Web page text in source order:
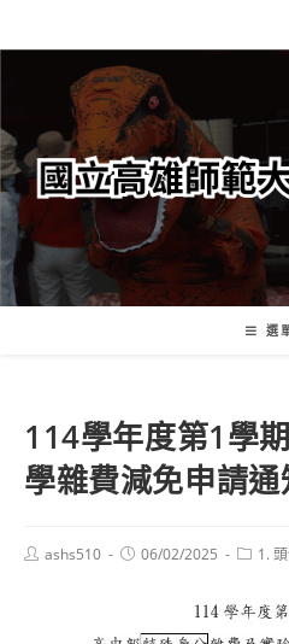
轉
要
內
容
選
114學年度第1學
學雜費減免申請通
Postashs510
Post06/02/2025
Post1.